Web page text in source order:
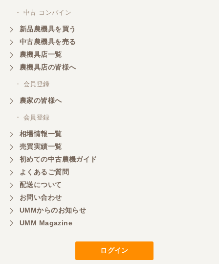
・ 中古 コンバイン
新品農機具を買う
中古農機具を売る
農機具店一覧
農機具店の皆様へ
・ 会員登録
農家の皆様へ
・ 会員登録
相場情報一覧
売買実績一覧
初めての中古農機ガイド
よくあるご質問
配送について
お問い合わせ
UMMからのお知らせ
UMM Magazine
ログイン